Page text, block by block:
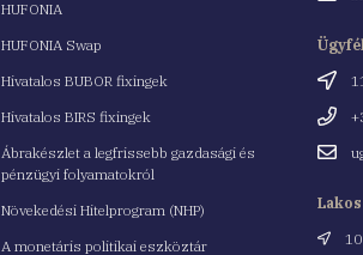
HUFONIA
HUFONIA Swap
Hivatalos BUBOR fixingek
Hivatalos BIRS fixingek
Ábrakészlet a legfrissebb gazdasági és
pénzügyi folyamatokról
Növekedési Hitelprogram (NHP)
A monetáris politikai eszköztár
Cím
Email
Cím